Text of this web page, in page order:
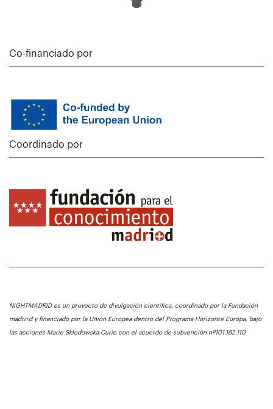
Co-financiado por
Coordinado por
NIGHTMADRID es un proyecto de divulgación científica, coordinado por la Fundación
madri+d y financiado por la Unión Europea dentro del Programa Horizonte Europa, bajo
las acciones Marie Skłodowska-Curie con el acuerdo de subvención nº101.162.110